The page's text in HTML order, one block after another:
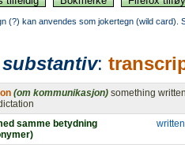
(?) kan anvendes som jokertegn (wild card).
substantiv:
(om kommunikasjon) something
samme betydning